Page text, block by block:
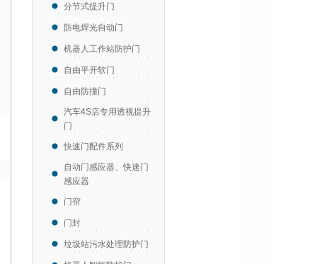
分节式提升门
防电焊光自动门
机器人工作站防护门
自由平开软门
自由防撞门
汽车4S店专用透视提升
门
快速门配件系列
自动门感应器、快速门
感应器
门帘
门封
垃圾站污水处理防护门